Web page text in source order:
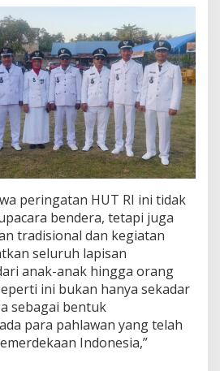
peringatan HUT RI ini tidak
bendera, tetapi juga
tradisional dan kegiatan
seluruh lapisan
anak-anak hingga orang
ini bukan hanya sekadar
sebagai bentuk
para pahlawan yang telah
Indonesia,”